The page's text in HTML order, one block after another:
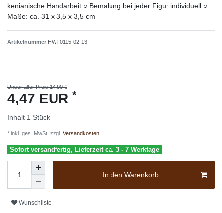
kenianische Handarbeit ○ Bemalung bei jeder Figur individuell ○
Maße: ca. 31 x 3,5 x 3,5 cm
Artikelnummer HWT0115-02-13
Unser alter Preis 14,90 €
4,47 EUR *
Inhalt 1 Stück
* inkl. ges. MwSt. zzgl. Versandkosten
Sofort versandfertig, Lieferzeit ca. 3 - 7 Werktage
In den Warenkorb
Wunschliste